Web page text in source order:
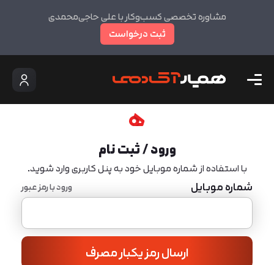
مشاوره تخصصی کسب‌وکار با علی حاجی‌محمدی
ثبت درخواست
ورود / ثبت نام
با استفاده از شماره موبایل خود به پنل کاربری وارد شوید.
شماره موبایل ورود با رمز عبور
ارسال رمز یکبار مصرف